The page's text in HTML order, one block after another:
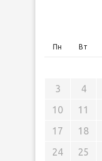
Пн Вт
3
4
10
11
17
18
24
25